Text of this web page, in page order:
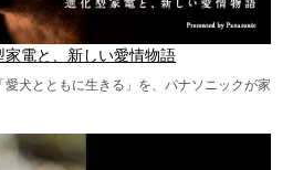
家電と、新しい愛情物語
犬とともに生きる」を、パナソニックが家